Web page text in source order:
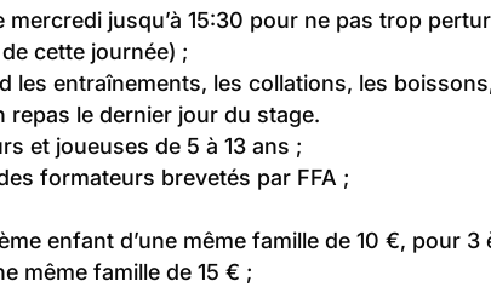
mercredi jusqu’à 15:30 pour ne pas trop
cette journée) ;
les entraînements, les collations, les
repas le dernier jour du stage.
et joueuses de 5 à 13 ans ;
formateurs brevetés par FFA ;
enfant d’une même famille de 10 €, pour 3
même famille de 15 € ;